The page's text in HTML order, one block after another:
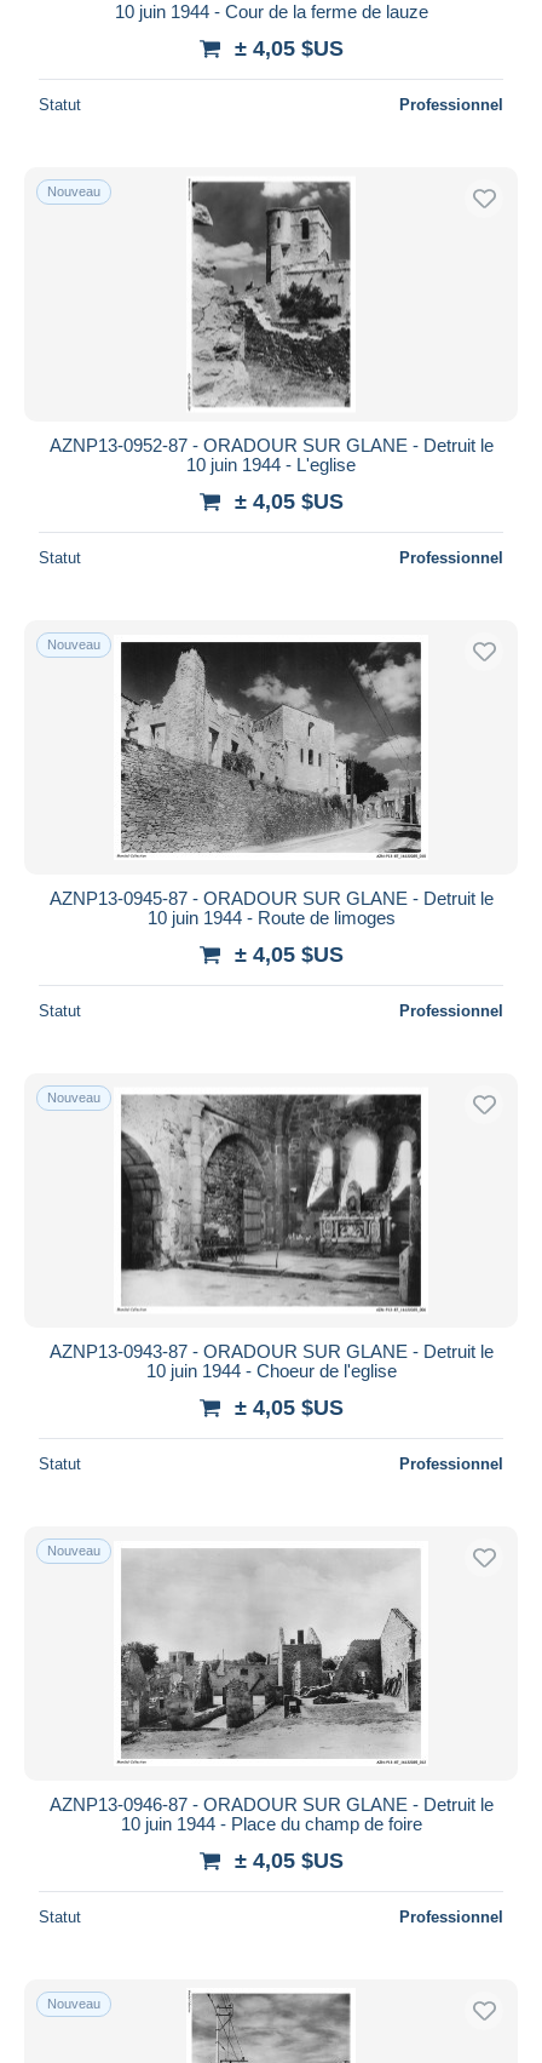
10 juin 1944 - Cour de la ferme de lauze
± 4,05 $US
Statut Professionnel
Nouveau
AZNP13-0952-87 - ORADOUR SUR GLANE - Detruit le
10 juin 1944 - L'eglise
± 4,05 $US
Statut Professionnel
Nouveau
AZNP13-0945-87 - ORADOUR SUR GLANE - Detruit le
10 juin 1944 - Route de limoges
± 4,05 $US
Statut Professionnel
Nouveau
AZNP13-0943-87 - ORADOUR SUR GLANE - Detruit le
10 juin 1944 - Choeur de l'eglise
± 4,05 $US
Statut Professionnel
Nouveau
AZNP13-0946-87 - ORADOUR SUR GLANE - Detruit le
10 juin 1944 - Place du champ de foire
± 4,05 $US
Statut Professionnel
Nouveau